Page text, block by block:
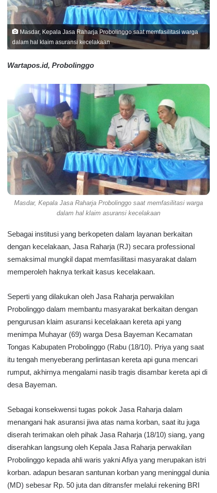
Masdar, Kepala Jasa Raharja Probolinggo saat memfasilitasi warga
dalam hal klaim asuransi kecelakaan
Wartapos.id, Probolinggo
Masdar, Kepala Jasa Raharja Probolinggo saat memfasilitasi warga
dalam hal klaim asuransi kecelakaan
Sebagai institusi yang berkopeten dalam layanan berkaitan
dengan kecelakaan, Jasa Raharja (RJ) secara professional
semaksimal mungkil dapat memfasilitasi masyarakat dalam
memperoleh haknya terkait kasus kecelakaan.
Seperti yang dilakukan oleh Jasa Raharja perwakilan
Probolinggo dalam membantu masyarakat berkaitan dengan
pengurusan klaim asuransi kecelakaan kereta api yang
menimpa Muhayar (69) warga Desa Bayeman Kecamatan
Tongas Kabupaten Probolinggo (Rabu (18/10). Priya yang saat
itu tengah menyeberang perlintasan kereta api guna mencari
rumput, akhirnya mengalami nasib tragis disambar kereta api di
desa Bayeman.
Sebagai konsekwensi tugas pokok Jasa Raharja dalam
menangani hak asuransi jiwa atas nama korban, saat itu juga
diserah terimakan oleh pihak Jasa Raharja (18/10) siang, yang
diserahkan langsung oleh Kepala Jasa Raharja perwakilan
Probolinggo kepada ahli waris yakni Afiya yang merupakan istri
korban. adapun besaran santunan korban yang meninggal dunia
(MD) sebesar Rp. 50 juta dan ditransfer melalui rekening BRI